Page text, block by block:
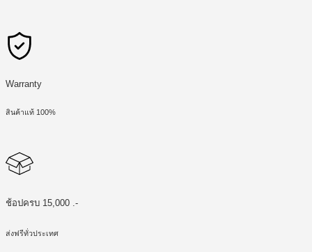
Warranty
สินค้าแท้ 100%
ช้อปครบ 15,000 .-
ส่งฟรีทั่วประเทศ